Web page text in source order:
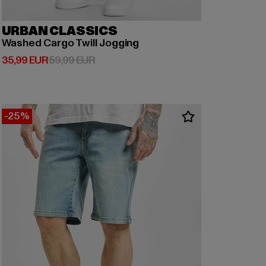
URBAN CLASSICS
Washed Cargo Twill Jogging
35,99 EUR
Derzeitiger Preis: 35,99 EUR
59,99 EURAktionspreis: 59,99 EUR
-25%